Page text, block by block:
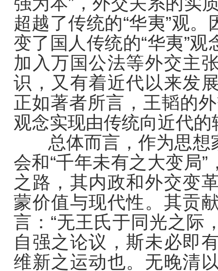
超越了传统的“华夷”观
变了国人传统的“华夷”
加入万国公法等外交主
识，又有着近代以来发
正如著者所言，王韬的
观念实现由传统向近代的
总体而言，作为思想
会和“千年未有之大变局
之路，其内政和外交变
蒙价值与现代性。其贡
言：“无王氏于同光之际
自强之论议，斯未必即
维新之运动也。无晚清